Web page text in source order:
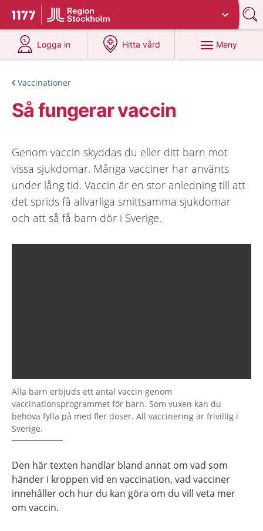
Till startsidan för 1177
Du har valt region
Logga in
på 1177.se
Hitta vård
på 1177.se
Meny
Vaccinationer
Så fungerar vaccin
Genom vaccin skyddas du eller ditt barn mot
vissa sjukdomar. Många vacciner har använts
under lång tid. Vaccin är en stor anledning till att
det sprids få allvarliga smittsamma sjukdomar
och att så få barn dör i Sverige.
Alla barn erbjuds ett antal vaccin genom
vaccinationsprogrammet för barn. Som vuxen kan du
behöva fylla på med fler doser. All vaccinering är frivillig i
Sverige.
Den här texten handlar bland annat om vad som
händer i kroppen vid en vaccination, vad vacciner
innehåller och hur du kan göra om du vill veta mer
om vaccin.